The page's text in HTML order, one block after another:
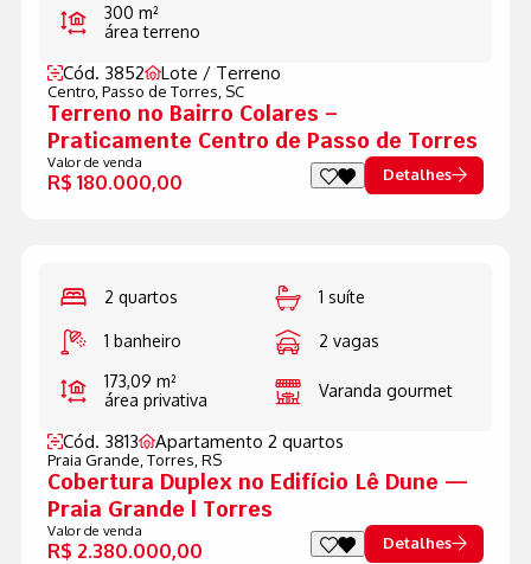
300 m²
área terreno
Cód. 3852 Lote / Terreno
Centro, Passo de Torres, SC
Terreno no Bairro Colares –
Praticamente Centro de Passo de Torres
Valor de venda
R$ 180.000,00 Detalhes
2 quartos 1 suíte
1 banheiro
2 vagas
173,09 m²
área privativa
Varanda gourmet
Cód. 3813 Apartamento 2 quartos
Praia Grande, Torres, RS
Cobertura Duplex no Edifício Lê Dune —
Praia Grande | Torres
Valor de venda
R$ 2.380.000,00 Detalhes